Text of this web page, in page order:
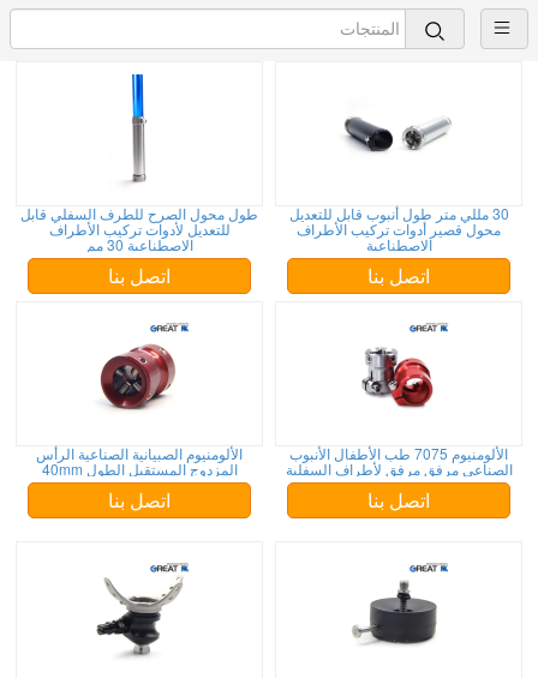
طول محول الصرح للطرف السفلي قابل
للتعديل لأدوات تركيب الأطراف
الاصطناعية 30 مم
اتصل بنا
30 مللي متر طول أنبوب قابل للتعديل
محول قصير أدوات تركيب الأطراف
الاصطناعية
اتصل بنا
الألومنيوم الصبيانية الصناعية الرأس
المزدوج المستقبل الطول 40mm
اتصل بنا
الألومنيوم 7075 طب الأطفال الأنبوب
الصناعي مرفق مرفق لأطراف السفلية
اتصل بنا